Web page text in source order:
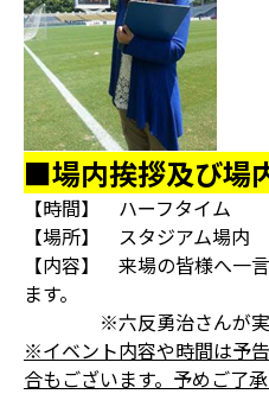
■場内挨拶及び場
【時間】 ハーフタイム
【場所】 スタジアム場内
【内容】 来場の皆様へ一
ます。
※六反勇治さんが実施
※イベント内容や時間は予
合もございます。予めご了承